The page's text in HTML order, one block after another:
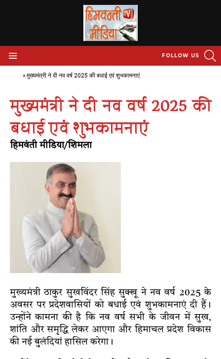
FOLLOW US
» मुख्यमंत्री ने दी नव वर्ष 2025 की बधाई एवं शुभकामनाएं
मुख्यमंत्री ने दी नव वर्ष 2025 की
बधाई एवं शुभकामनाएं
हिमवंती मीडिया/शिमला
मुख्यमंत्री ठाकुर सुखविंदर सिंह सुक्खू ने नव वर्ष 2025 के
अवसर पर प्रदेशवासियों को बधाई एवं शुभकामनाएं दी हैं।
उन्होंने कामना की है कि नव वर्ष सभी के जीवन में सुख,
शांति और समृद्धि लेकर आएगा और हिमाचल प्रदेश विकास
की नई बुलंदियां हासिल करेगा।